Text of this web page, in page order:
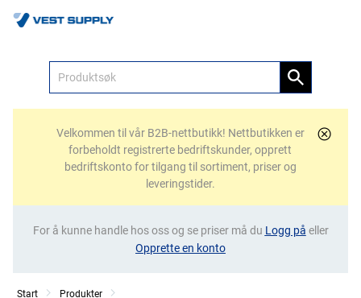
Velkommen til vår B2B-nettbutikk! Nettbutikken er
forbeholdt registrerte bedriftskunder, opprett
bedriftskonto for tilgang til sortiment, priser og
leveringstider.
For å kunne handle hos oss og se priser må du Logg på eller
Opprette en konto
Start
Produkter